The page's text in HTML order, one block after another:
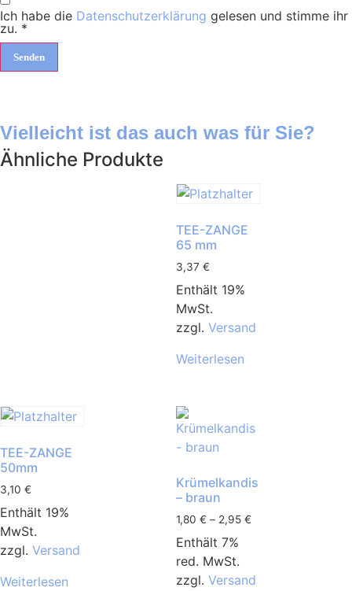
Ich habe die Datenschutzerklärung gelesen und stimme ihr
zu. *
Vielleicht ist das auch was für Sie?
Ähnliche Produkte
TEE-ZANGE
65 mm
3,37 €
Enthält 19%
MwSt.
zzgl. Versand
Weiterlesen
TEE-ZANGE
50mm
3,10 €
Enthält 19%
MwSt.
zzgl. Versand
Weiterlesen
Krümelkandis
– braun
1,80 € – 2,95 €
Enthält 7%
red. MwSt.
zzgl. Versand